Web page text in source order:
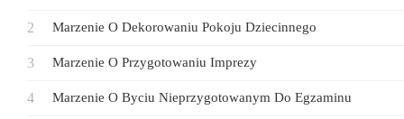
Marzenie O Dekorowaniu Pokoju Dziecinnego
Marzenie O Przygotowaniu Imprezy
Marzenie O Byciu Nieprzygotowanym Do Egzaminu